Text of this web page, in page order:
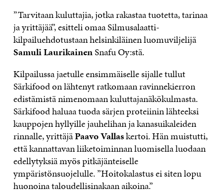
”Tarvitaan kuluttajia, jotka rakastaa tuotetta, tarinaa
ja yrittäjää”, esitteli omaa Silmusalaatti-
kilpailuehdotustaan helsinkiläinen luomuviljelijä
Samuli LaurikainenSnafu Oy:stä.
Kilpailussa jaetulle ensimmäiselle sijalle tullut
Särkifood on lähtenyt ratkomaan ravinnekierron
edistämistä nimenomaan kuluttajanäkökulmasta.
Särkifood haluaa tuoda särjen proteiinin lähteeksi
kauppojen hyllyille jauhelihan ja kanasuikaleiden
rinnalle, yrittäjäPaavo Vallaskertoi. Hän muistutti,
että kannattavan liiketoiminnan luomisella luodaan
edellytyksiä myös pitkäjänteiselle
ympäristönsuojelulle. ”Hoitokalastus ei siten lopu
huonoina taloudellisinakaan aikoina.”